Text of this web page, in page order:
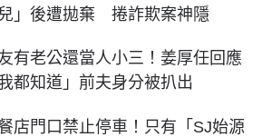
」後遭拋棄 捲詐欺案神隱
有老公還當人小三！姜厚任回應
我都知道」前夫身分被扒出
店門口禁止停車！只有「SJ始源